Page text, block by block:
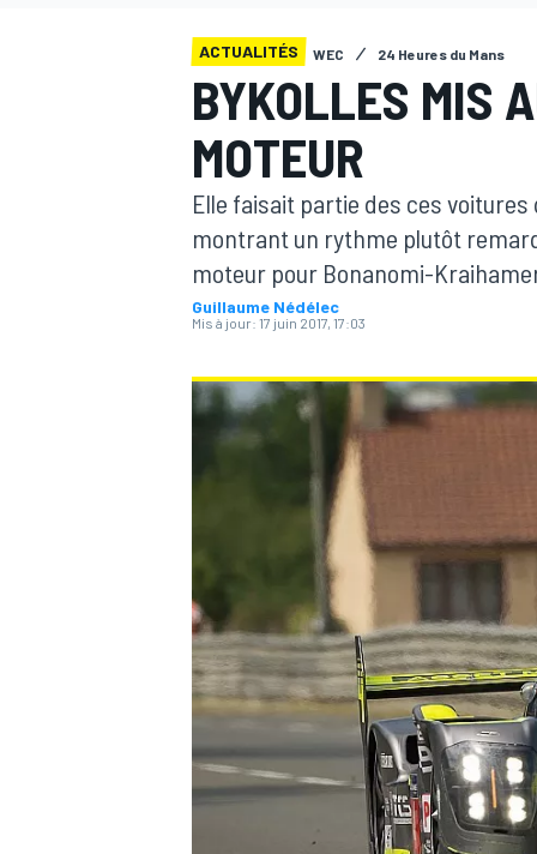
MOTOGP
ACTUALITÉS WEC 24 Heures du Mans
BYKOLLES MIS
MOTEUR
Elle faisait partie des ces
montrant un rythme plutôt
moteur pour Bonanomi-
Guillaume Nédélec
Mis à jour: 17 juin 2017, 17:03